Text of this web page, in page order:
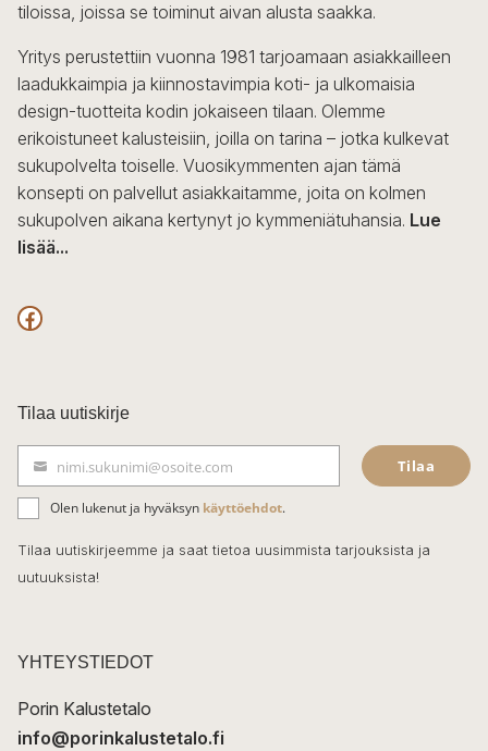
tiloissa, joissa se toiminut aivan alusta saakka.
Yritys perustettiin vuonna 1981 tarjoamaan asiakkailleen
laadukkaimpia ja kiinnostavimpia koti- ja ulkomaisia
design-tuotteita kodin jokaiseen tilaan. Olemme
erikoistuneet kalusteisiin, joilla on tarina – jotka kulkevat
sukupolvelta toiselle. Vuosikymmenten ajan tämä
konsepti on palvellut asiakkaitamme, joita on kolmen
sukupolven aikana kertynyt jo kymmeniätuhansia. Lue
lisää...
F
c
e
b
o
o
k
Tilaa uutiskirje
ä
h
k
t
nimi.sukunimi@osoite.com Tilaa
Olen lukenut ja hyväksyn käyttöehdot.
Tilaa uutiskirjeemme ja saat tietoa uusimmista tarjouksista ja
uutuuksista!
YHTEYSTIEDOT
Porin Kalustetalo
info@porinkalustetalo.fi